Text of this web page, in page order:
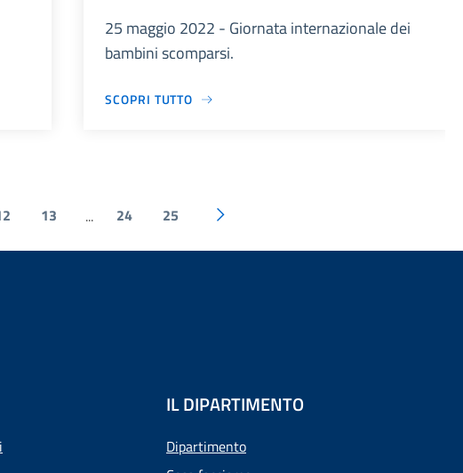
25 maggio 2022 - Giornata internazionale dei
bambini scomparsi.
SCOPRI TUTTO
13 ... 24 25
IL DIPARTIMENTO
Dipartimento